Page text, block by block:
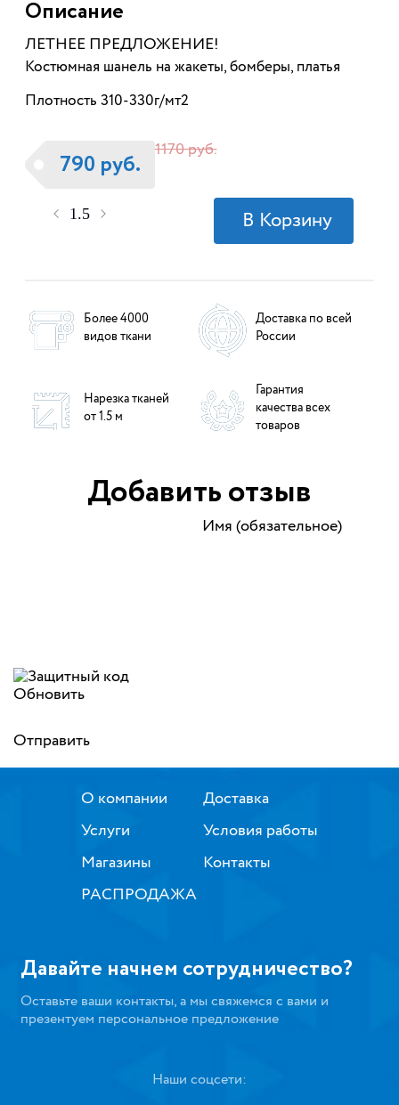
Описание
ЛЕТНЕЕ ПРЕДЛОЖЕНИЕ!
Костюмная шанель на жакеты, бомберы, платья
Плотность 310-330г/мт2
1170 руб.
790 руб.
Более 4000
видов ткани
Доставка по всей
России
Нарезка тканей
от 1.5 м
Гарантия
качества всех
товаров
Добавить отзыв
Имя (обязательное)
Обновить
Отправить
О компании
Услуги
Магазины
РАСПРОДАЖА
Доставка
Условия работы
Контакты
Давайте начнем сотрудничество?
Оставьте ваши контакты, а мы свяжемся с вами и
презентуем персональное предложение
Наши соцсети: